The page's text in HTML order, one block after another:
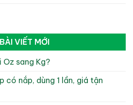
BÀI VIẾT MỚI
sang Kg?
có nắp, dùng 1 lần, giá tận